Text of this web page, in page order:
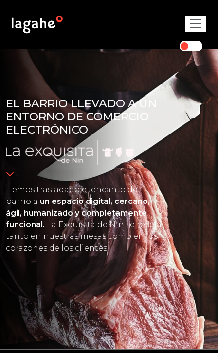
EL BARRIO LLEVADO A UN
ENTORNO DE COMERCIO
ELECTRÓNICO
Hemos trasladado el encanto del
barrio a un espacio digital, cercano,
ágil, humanizado y completamente
funcional. La Exquisita de Nin se refleja
tanto en nuestras mesas como en los
corazones de los clientes.